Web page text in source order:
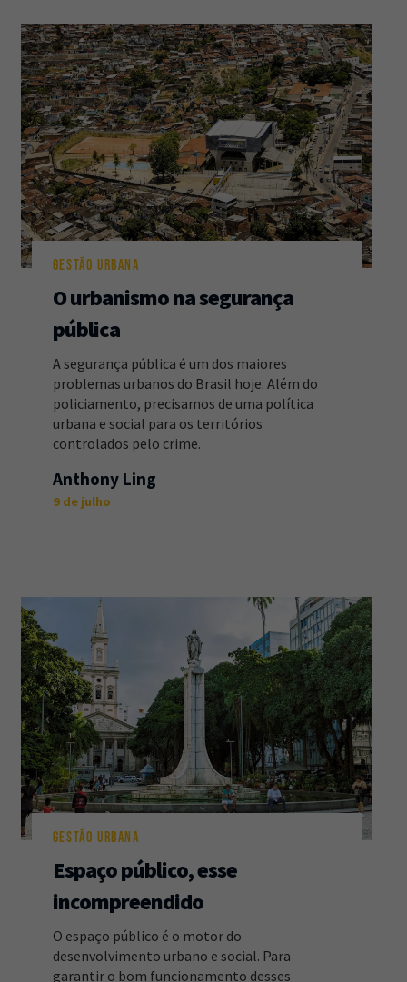
GESTÃO URBANA
O urbanismo na segurança
pública
A segurança pública é um dos maiores
problemas urbanos do Brasil hoje. Além do
policiamento, precisamos de uma política
urbana e social para os territórios
controlados pelo crime.
Anthony Ling
9 de julho
GESTÃO URBANA
Espaço público, esse
incompreendido
O espaço público é o motor do
desenvolvimento urbano e social. Para
garantir o bom funcionamento desses